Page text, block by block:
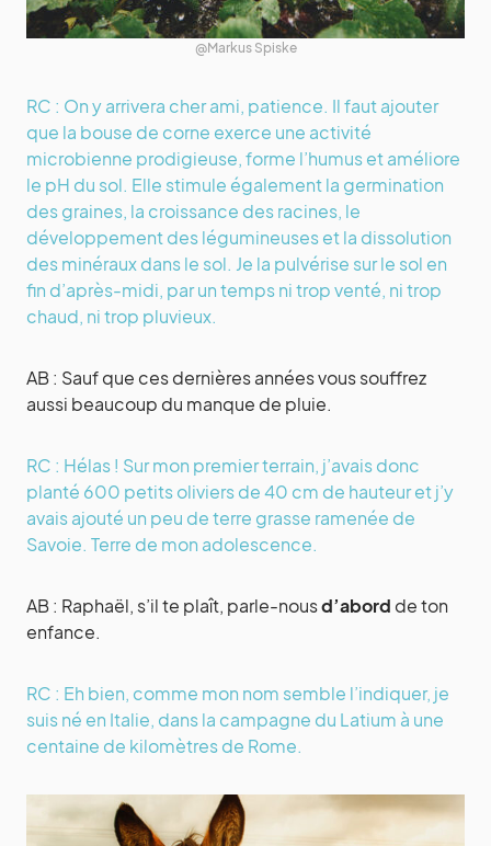
@Markus Spiske
RC : On y arrivera cher ami, patience. Il faut ajouter
que la bouse de corne exerce une activité
microbienne prodigieuse, forme l’humus et améliore
le pH du sol. Elle stimule également la germination
des graines, la croissance des racines, le
développement des légumineuses et la dissolution
des minéraux dans le sol. Je la pulvérise sur le sol en
fin d’après-midi, par un temps ni trop venté, ni trop
chaud, ni trop pluvieux.
AB : Sauf que ces dernières années vous souffrez
aussi beaucoup du manque de pluie.
RC : Hélas ! Sur mon premier terrain, j’avais donc
planté 600 petits oliviers de 40 cm de hauteur et j’y
avais ajouté un peu de terre grasse ramenée de
Savoie. Terre de mon adolescence.
AB : Raphaël, s’il te plaît, parle-nousd’abord de ton
enfance.
RC : Eh bien, comme mon nom semble l’indiquer, je
suis né en Italie, dans la campagne du Latium à une
centaine de kilomètres de Rome.